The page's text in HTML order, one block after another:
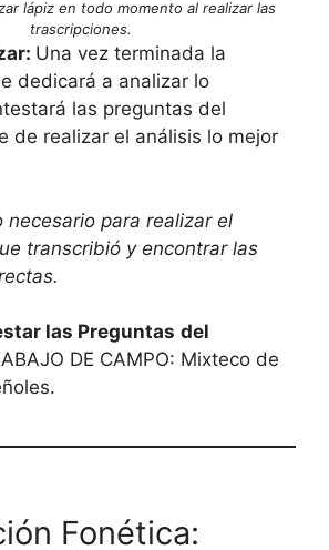
lápiz en todo momento al realizar las
trascripciones.
Una vez terminada la
dedicará a analizar lo
las preguntas del
de realizar el análisis lo mejor
necesario para realizar el
transcribió y encontrar las
las Preguntas del
DE CAMPO: Mixteco de
Fonética: